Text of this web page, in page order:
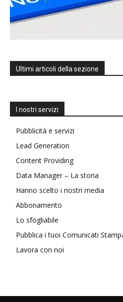
Ultimi articoli della sezione
I nostri servizi
Pubblicità e servizi
Lead Generation
Content Providing
Data Manager – La storia
Hanno scelto i nostri media
Abbonamento
Lo sfogliabile
Pubblica i tuoi Comunicati
Lavora con noi